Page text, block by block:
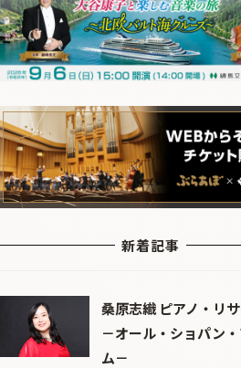
新着記事
桑原志織 ピアノ・リ
－オール・ショパン
ム－